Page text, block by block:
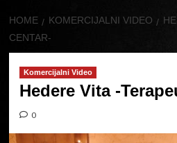
HOME KOMERCIJALNI VIDEO
CENTAR-
Komercijalni Video
Hedere Vita -
0